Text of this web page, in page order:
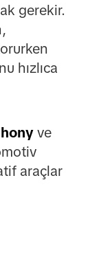
gerekir.
hızlıca
ve
araçlar